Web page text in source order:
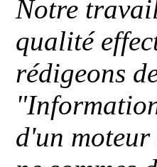
Notre
qualité
rédigeons
"
d'un moteur